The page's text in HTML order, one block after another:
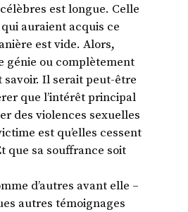
est longue. Celle
auraient acquis ce
est vide. Alors,
génie ou complètement
savoir. Il serait peut-être
que l’intérêt principal
des violences sexuelles
est qu’elles cessent
que sa souffrance soit
d’autres avant elle –
autres témoignages